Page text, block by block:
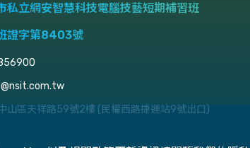
私立網安智慧科技電腦技藝短期補習班
證字第8403號
山區天祥路59號2樓 (民權西路捷運站9號出口)